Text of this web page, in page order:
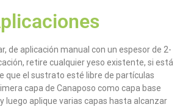
de aplicación manual con un espesor de 2-
retire cualquier yeso existente, si está
que el sustrato esté libre de partículas
capa de Canaposo como capa base
luego aplique varias capas hasta alcanzar